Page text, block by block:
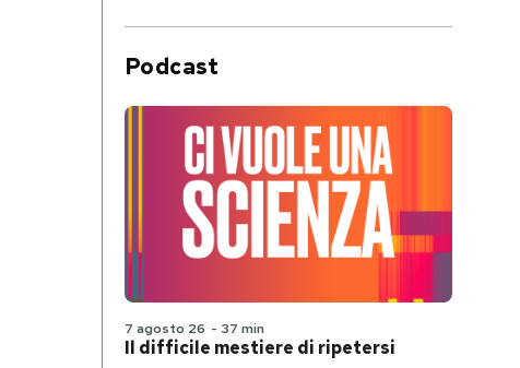
Podcast
7 agosto 26 - 37 min
Il difficile mestiere di ripetersi